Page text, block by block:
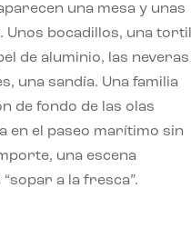
una mesa y unas
Unos bocadillos, una
de aluminio, las neveras
una sandía. Una familia
de fondo de las olas
en el paseo marítimo sin
una escena
a la fresca”.